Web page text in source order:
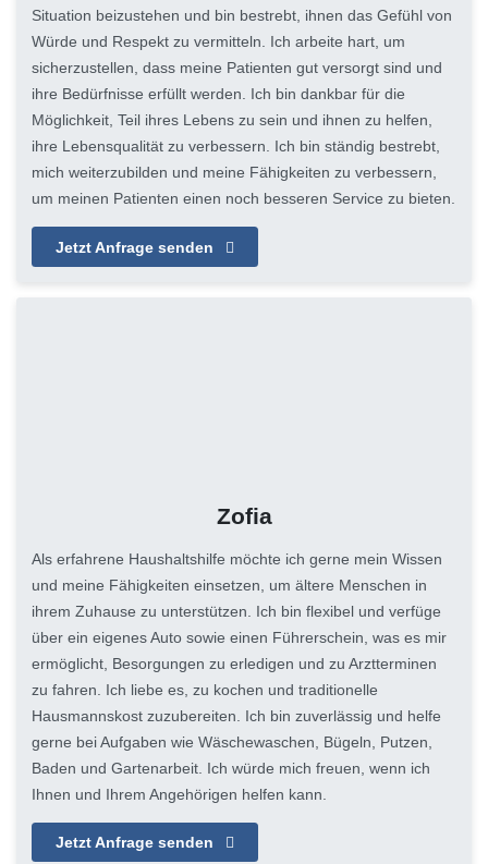
Situation beizustehen und bin bestrebt, ihnen das Gefühl von
Würde und Respekt zu vermitteln. Ich arbeite hart, um
sicherzustellen, dass meine Patienten gut versorgt sind und
ihre Bedürfnisse erfüllt werden. Ich bin dankbar für die
Möglichkeit, Teil ihres Lebens zu sein und ihnen zu helfen,
ihre Lebensqualität zu verbessern. Ich bin ständig bestrebt,
mich weiterzubilden und meine Fähigkeiten zu verbessern,
um meinen Patienten einen noch besseren Service zu bieten.
Jetzt Anfrage senden
Zofia
Als erfahrene Haushaltshilfe möchte ich gerne mein Wissen
und meine Fähigkeiten einsetzen, um ältere Menschen in
ihrem Zuhause zu unterstützen. Ich bin flexibel und verfüge
über ein eigenes Auto sowie einen Führerschein, was es mir
ermöglicht, Besorgungen zu erledigen und zu Arztterminen
zu fahren. Ich liebe es, zu kochen und traditionelle
Hausmannskost zuzubereiten. Ich bin zuverlässig und helfe
gerne bei Aufgaben wie Wäschewaschen, Bügeln, Putzen,
Baden und Gartenarbeit. Ich würde mich freuen, wenn ich
Ihnen und Ihrem Angehörigen helfen kann.
Jetzt Anfrage senden